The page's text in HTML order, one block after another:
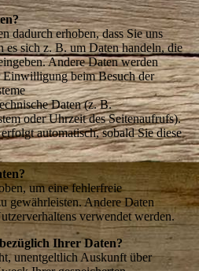
dadurch erhoben, dass Sie uns
es sich z. B. um Daten handeln, die
Andere Daten werden
Einwilligung beim Besuch der
Daten (z. B.
oder Uhrzeit des Seitenaufrufs).
automatisch, sobald Sie diese
um eine fehlerfreie
gewährleisten. Andere Daten
verwendet werden.
Ihrer Daten?
unentgeltlich Auskunft über